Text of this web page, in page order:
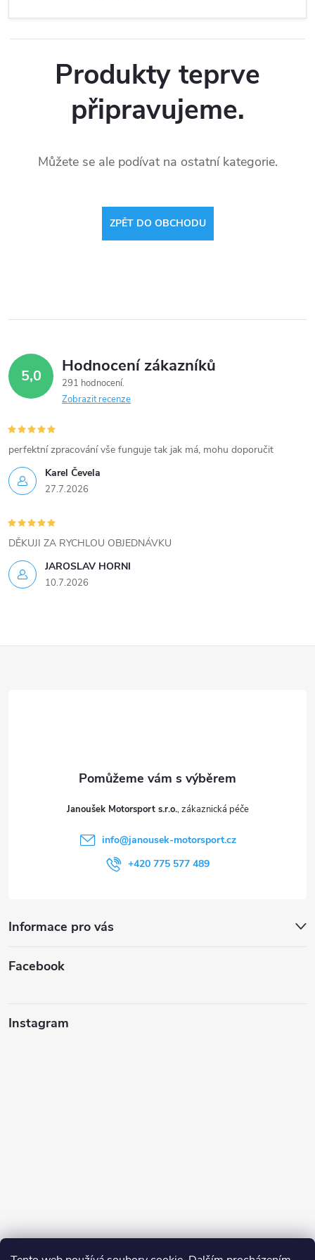
Produkty teprve
připravujeme.
Můžete se ale podívat na ostatní kategorie.
ZPĚT DO OBCHODU
5,0 Hodnocení zákazníků
291 hodnocení
Zobrazit recenze
Karel Čevela
27.7.2026
perfektní zpracování vše funguje tak jak má, mohu doporučit
JAROSLAV HORNI
10.7.2026
DĚKUJI ZA RYCHLOU OBJEDNÁVKU
Janoušek Motorsport s.r.o.
info@janousek-motorsport.cz
+420 775 577 489
Informace pro vás
Facebook
Instagram